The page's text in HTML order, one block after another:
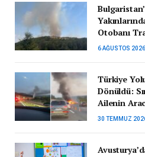
Otobanı
6 AĞUSTOS 2026
Türkiye
Dönüldü:
Ailenin
30 TEMMUZ